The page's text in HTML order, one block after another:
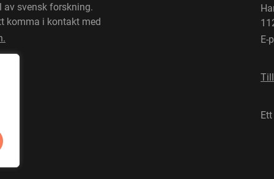
svensk forskning.
komma i kontakt med
E-